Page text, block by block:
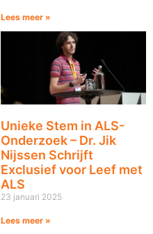
Lees meer »
Unieke Stem in ALS-
Onderzoek – Dr. Jik
Nijssen Schrijft
Exclusief voor Leef met
ALS
23 januari 2025
Lees meer »